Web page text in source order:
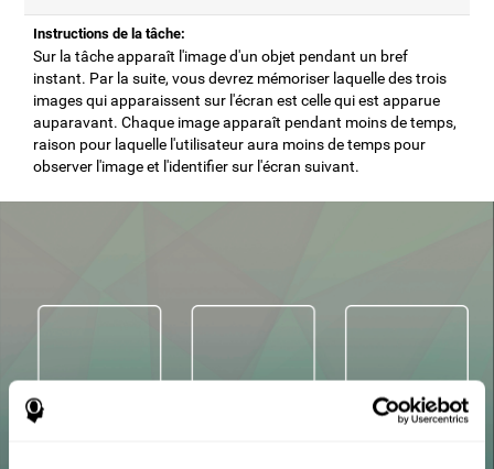
Instructions de la tâche:
Sur la tâche apparaît l'image d'un objet pendant un bref
instant. Par la suite, vous devrez mémoriser laquelle des trois
images qui apparaissent sur l'écran est celle qui est apparue
auparavant. Chaque image apparaît pendant moins de temps,
raison pour laquelle l'utilisateur aura moins de temps pour
observer l'image et l'identifier sur l'écran suivant.